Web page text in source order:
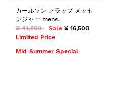
カールソン フラップ メッセ
ンジャー mens.
¥ 41,800
Sale ¥ 16,500
Limited Price
Mid Summer Special